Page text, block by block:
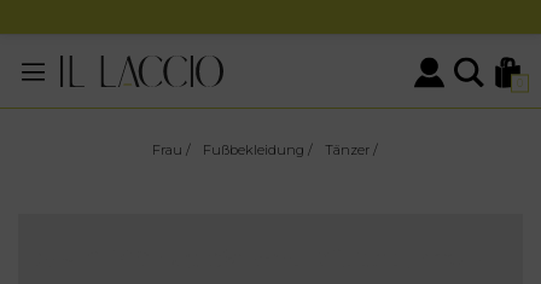
0
Frau / Fußbekleidung / Tänzer/